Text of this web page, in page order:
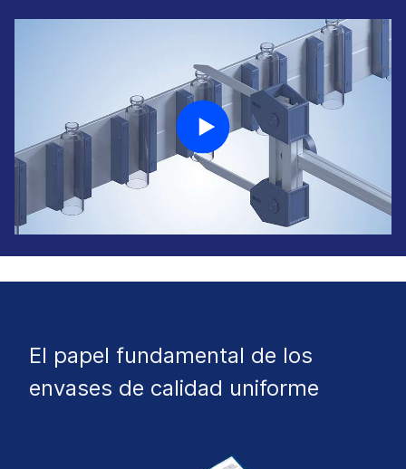
El papel fundamental de los
envases de calidad uniforme